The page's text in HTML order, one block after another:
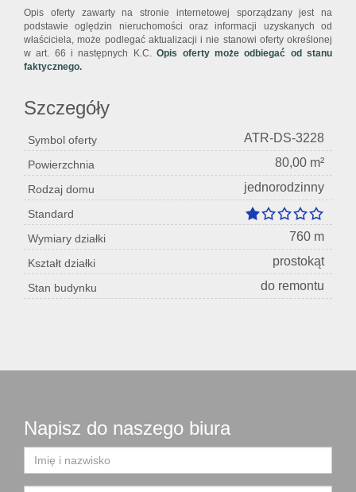
Opis oferty zawarty na stronie internetowej sporządzany jest na
podstawie oględzin nieruchomości oraz informacji uzyskanych od
właściciela, może podlegać aktualizacji i nie stanowi oferty określonej
w art. 66 i następnych K.C.Opis oferty może odbiegać od stanu
faktycznego.
Szczegóły
Symbol oferty ATR-DS-3228
Powierzchnia 80,00 m²
Rodzaj domu jednorodzinny
Standard
Wymiary działki
760 m
Kształt działki prostokąt
Stan budynku do remontu
Napisz do naszego biura